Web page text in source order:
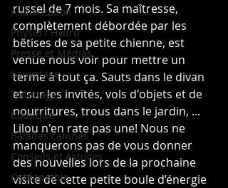
Alimentation
Physio / Hydro
Presse et Médias
Sauvetage
Toilettage
Boutique
Balades canines
Conseils et Astuces
Ostéopathie
russel de 7 mois. Sa maîtresse,
complètement débordée par les
bêtises de sa petite chienne, est
venue nous voir pour mettre un
terme à tout ça. Sauts dans le divan
et sur les invités, vols d'objets et de
nourritures, trous dans le jardin, ...
Lilou n'en rate pas une! Nous ne
manquerons pas de vous donner
des nouvelles lors de la prochaine
visite de cette petite boule d’énergie